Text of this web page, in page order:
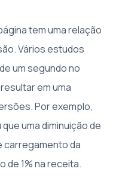
tem uma relação
Vários estudos
um segundo no
em uma
Por exemplo,
uma diminuição de
carregamento da
de 1% na receita.